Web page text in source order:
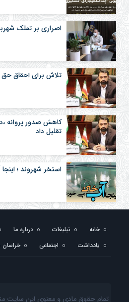
اصراری بر تملک
تلاش برای احقاق
کاهش صدور پروانه
تقلیل داد
استخر شهروند ؛
خانه تبلیغات درباره ما
یادداشت
اجتماعی خراسان
تمام حقوق مادی و معنوی این سایت